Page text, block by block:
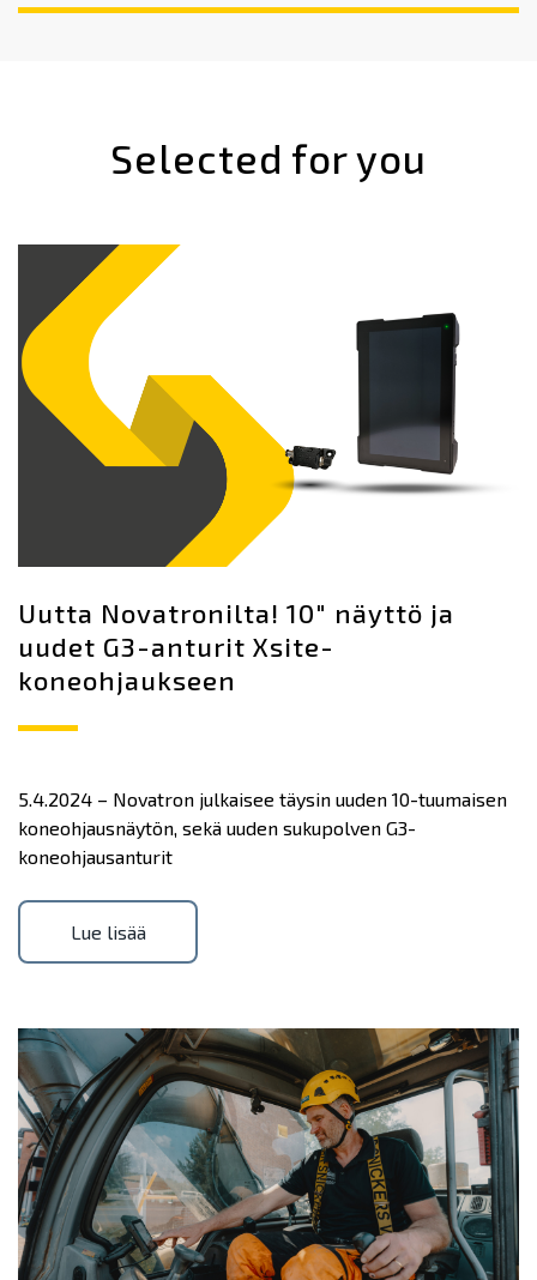
Selected for you
Uutta Novatronilta! 10″ näyttö ja
uudet G3-anturit Xsite-
koneohjaukseen
5.4.2024 – Novatron julkaisee täysin uuden 10-tuumaisen
koneohjausnäytön, sekä uuden sukupolven G3-
koneohjausanturit
Lue lisää